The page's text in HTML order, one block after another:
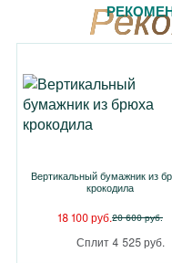
Вертикальный бумажник из
крокодила
18 100 руб.20 600 руб.
Сплит 4 525 руб.